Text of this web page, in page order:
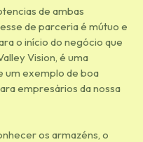
de ambas
de parceria é mútuo e
o início do negócio que
Vision, é uma
um exemplo de boa
empresários da nossa
os armazéns, o